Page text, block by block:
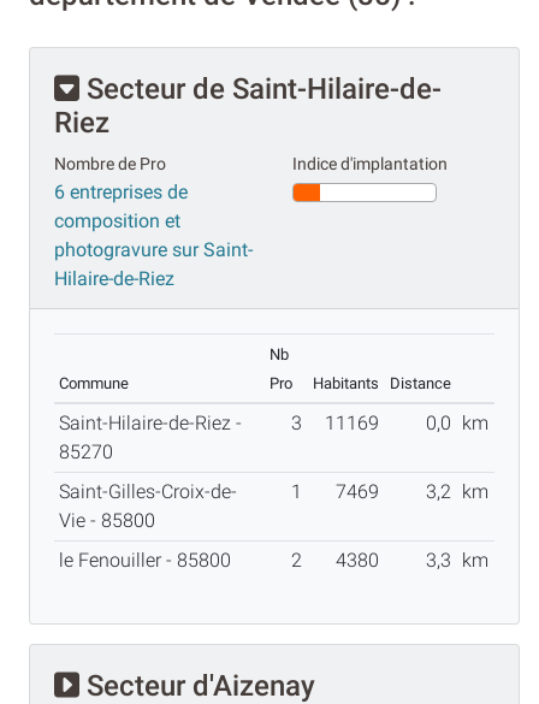
Secteur de Saint-Hilaire-de-
Riez
Nombre de Pro
6 entreprises de
composition et
photogravure sur Saint-
Hilaire-de-Riez
Indice d'implantation
Commune
Nb
Pro
Habitants Distance
Saint-Hilaire-de-Riez -
85270
3 11169 0,0 km
Saint-Gilles-Croix-de-
Vie - 85800
1 7469 3,2 km
le Fenouiller - 85800 2 4380 3,3 km
Secteur d'Aizenay